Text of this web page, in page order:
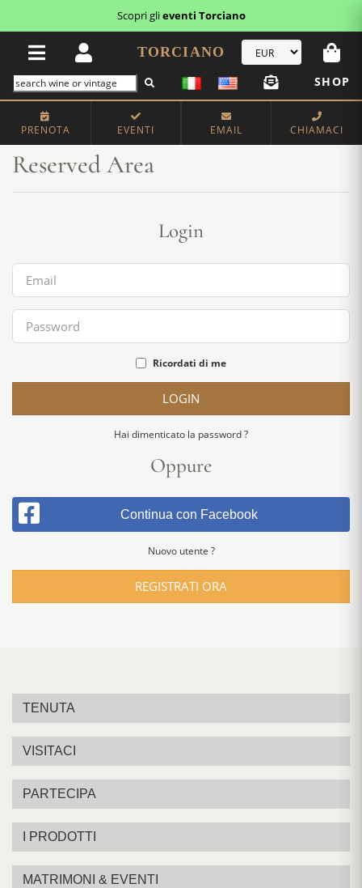
Scopri glieventi Torciano
TORCIANO
SHOP
PRENOTA EVENTI EMAIL CHIAMACI
Home Reserved Area
Reserved Area
Login
Ricordati di me
LOGIN
Hai dimenticato la password ?
Oppure
Continua con Facebook
Nuovo utente ?
REGISTRATI ORA
TENUTA
VISITACI
PARTECIPA
I PRODOTTI
MATRIMONI & EVENTI